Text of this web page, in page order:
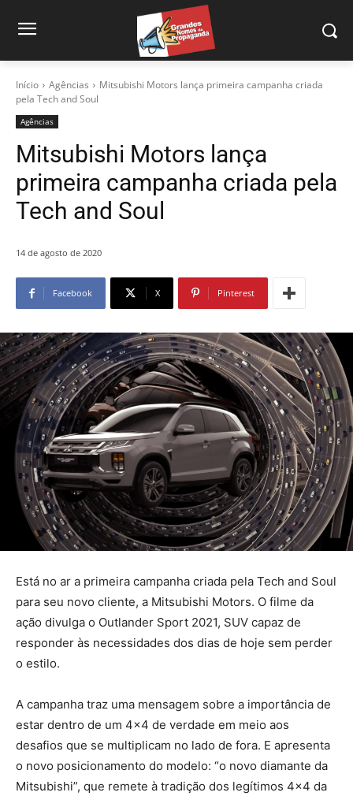
Início Agências
Mitsubishi Motors lança primeira campanha criada
pela Tech and Soul
Agências
Mitsubishi Motors lança
primeira campanha criada pela
Tech and Soul
14 de agosto de 2020
Facebook X Pinterest
Está no ar a primeira campanha criada pela Tech and Soul
para seu novo cliente, a Mitsubishi Motors. O filme da
ação divulga o Outlander Sport 2021, SUV capaz de
responder às necessidades dos dias de hoje sem perder
o estilo.
A campanha traz uma mensagem sobre a importância de
estar dentro de um 4×4 de verdade em meio aos
desafios que se multiplicam no lado de fora. E apresenta
o novo posicionamento do modelo: “o novo diamante da
Mitsubishi”, que remete à tradição dos legítimos 4×4 da